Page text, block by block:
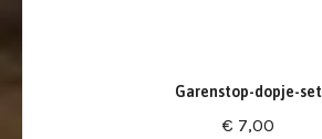
Garenstop-dopje-set
€ 7,00